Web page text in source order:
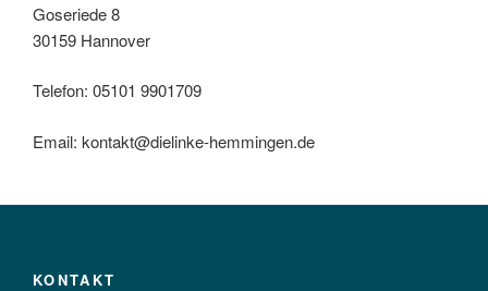
Goseriede 8
30159 Hannover
Telefon: 05101 9901709
Email: kontakt@dielinke-hemmingen.de
KONTAKT